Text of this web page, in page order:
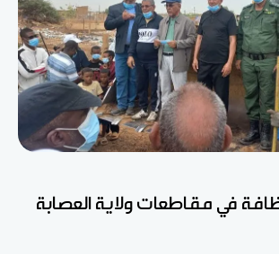
في مقاطعات ولاية العصابة